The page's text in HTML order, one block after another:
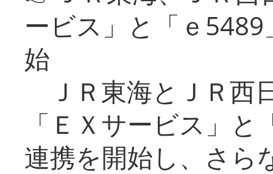
ービス」と「ｅ
始
ＪＲ東海とＪＲ西
「ＥＸサービス」
連携を開始し、さら